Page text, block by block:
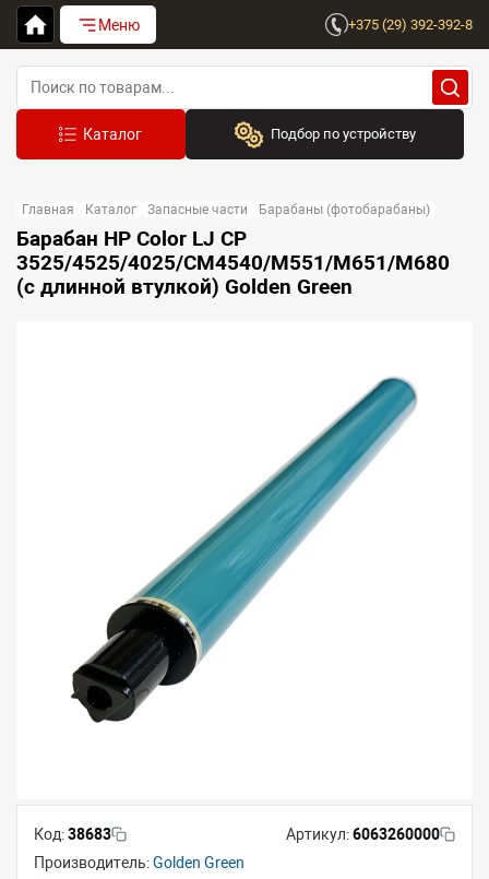
Меню +375 (29) 392-392-8
Подбор по устройству
Выберите бренд
Устройство:
Сначала выберите бренд
Главная Каталог Запасные части Барабаны (фотобарабаны)
Барабан HP Color LJ CP
3525/4525/4025/CM4540/M551/M651/M680
(с длинной втулкой) Golden Green
Код:38683 Артикул:6063260000
Производитель:Golden Green